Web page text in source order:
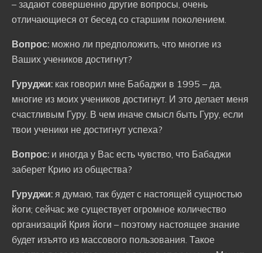
– задают совершенно другие вопросы, очень
отличающиеся от бесед со старшим поколением.
Вопрос: можно ли предположить, что многие из
Ваших учеников достигнут?
Гуруджи: как говорил мне Бабаджи в 1995 – да,
многие из моих учеников достигнут. И это делает меня
счастливым Гуру. В чем иначе смысл быть Гуру, если
твои ученики не достигнут успеха?
Вопрос: и иногда у Вас есть чувство, что Бабаджи
заберет Крию из общества?
Гуруджи: я думаю, так будет с настоящей сущностью
йоги; сейчас же существует огромное количество
организаций Крия йоги – поэтому настоящее знание
будет изъято из массового пользования. Такое